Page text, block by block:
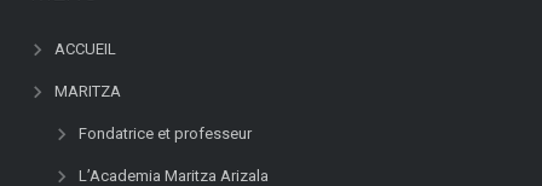
ACCUEIL
MARITZA
Fondatrice et professeur
L’Academia Maritza Arizala